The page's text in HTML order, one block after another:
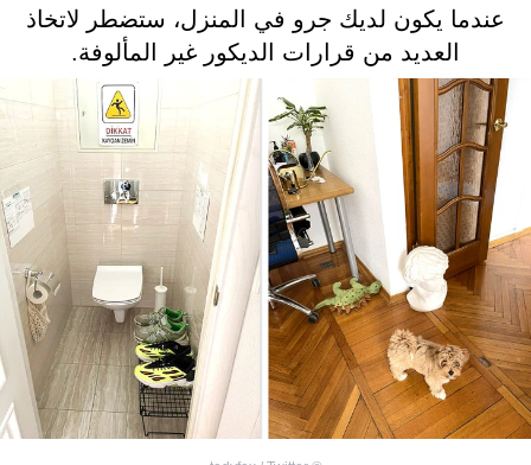
عندما يكون لديك جرو في المنزل، ستضطر لاتخاذ
العديد من قرارات الديكور غير المألوفة.